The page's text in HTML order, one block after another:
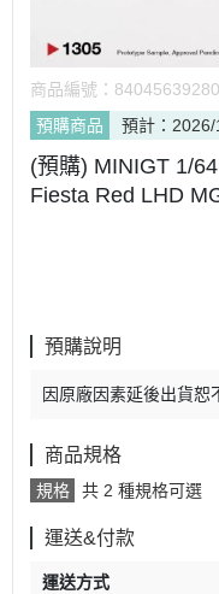
商品編號：
預購商品
預計：2026/
(預購) MINIGT 1/
Fiesta Red LHD
預購說明
因原廠因素延後出貨恕
商品規格
規格 共 2 種規格可選
運送&付款
運送方式